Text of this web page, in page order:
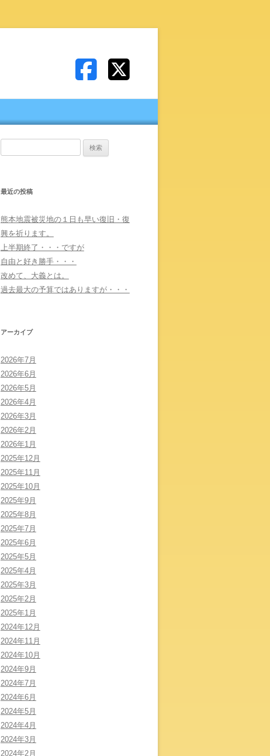
最近の投稿
熊本地震被災地の１日も早い復旧・復
興を祈ります。
上半期終了・・・ですが
自由と好き勝手・・・
改めて、大義とは。
過去最大の予算ではありますが・・・
アーカイブ
2026年7月
2026年6月
2026年5月
2026年4月
2026年3月
2026年2月
2026年1月
2025年12月
2025年11月
2025年10月
2025年9月
2025年8月
2025年7月
2025年6月
2025年5月
2025年4月
2025年3月
2025年2月
2025年1月
2024年12月
2024年11月
2024年10月
2024年9月
2024年7月
2024年6月
2024年5月
2024年4月
2024年3月
2024年2月